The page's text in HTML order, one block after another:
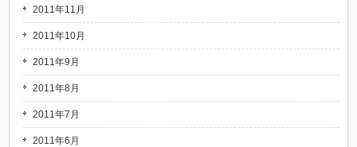
2011年11月
2011年10月
2011年9月
2011年8月
2011年7月
2011年6月